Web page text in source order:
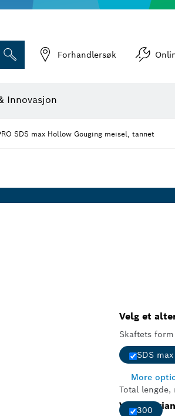
Forhandlersøk
Innovasjon
SDS max Hollow Gouging meisel, tannet
Velg et
Skaftets form
SDS max
More
Total lengde,
300
Valgt